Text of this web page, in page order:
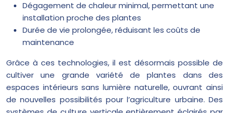
Dégagement de chaleur minimal, permettant une
installation proche des plantes
Durée de vie prolongée, réduisant les coûts de
maintenance
Grâce à ces technologies, il est désormais possible de
cultiver une grande variété de plantes dans des
espaces intérieurs sans lumière naturelle, ouvrant ainsi
de nouvelles possibilités pour l’agriculture urbaine. Des